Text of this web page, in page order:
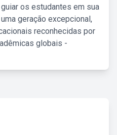
os estudantes em sua
geração excepcional,
reconhecidas por
globais -